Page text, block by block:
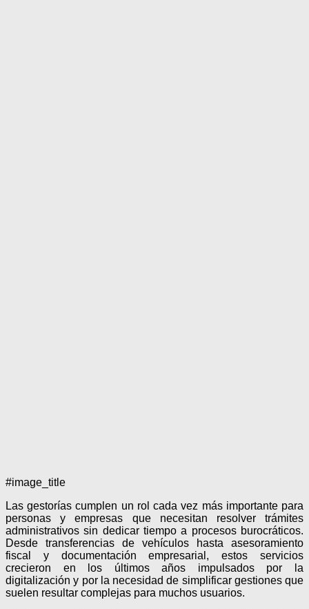
#image_title
Las gestorías cumplen un rol cada vez más importante para
personas y empresas que necesitan resolver trámites
administrativos sin dedicar tiempo a procesos burocráticos.
Desde transferencias de vehículos hasta asesoramiento
fiscal y documentación empresarial, estos servicios
crecieron en los últimos años impulsados por la
digitalización y por la necesidad de simplificar gestiones que
suelen resultar complejas para muchos usuarios.